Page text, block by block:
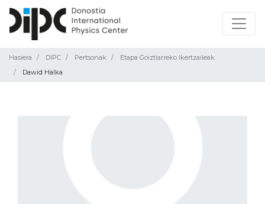
Hasiera DIPC Pertsonak
Etapa Goiztiarreko Ikertzaileak
Dawid Halka